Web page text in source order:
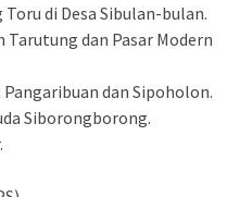
di Desa Sibulan-bulan.
Tarutung dan Pasar Modern
dan Sipoholon.
Siborongborong.